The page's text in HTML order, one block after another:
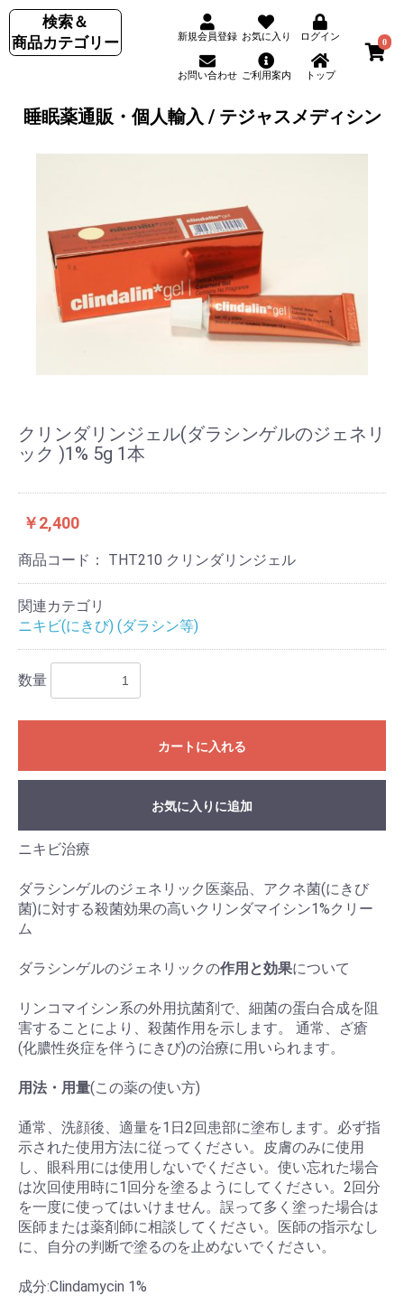
検索＆
商品カテゴリー
新規会員登録 お気に入り ログイン
お問い合わせ ご利用案内 トップ
0
睡眠薬通販・個人輸入 / テジャスメディシン
クリンダリンジェル(ダラシンゲルのジェネリ
ック )1% 5g 1本
￥2,400
商品コード： THT210 クリンダリンジェル
関連カテゴリ
ニキビ(にきび) (ダラシン等)
数量
カートに入れる
お気に入りに追加
ニキビ治療
ダラシンゲルのジェネリック医薬品、アクネ菌(にきび
菌)に対する殺菌効果の高いクリンダマイシン1%クリー
ム
ダラシンゲルのジェネリックの作用と効果について
リンコマイシン系の外用抗菌剤で、細菌の蛋白合成を阻
害することにより、殺菌作用を示します。 通常、ざ瘡
(化膿性炎症を伴うにきび)の治療に用いられます。
用法・用量(この薬の使い方)
通常、洗顔後、適量を1日2回患部に塗布します。必ず指
示された使用方法に従ってください。皮膚のみに使用
し、眼科用には使用しないでください。使い忘れた場合
は次回使用時に1回分を塗るようにしてください。2回分
を一度に使ってはいけません。誤って多く塗った場合は
医師または薬剤師に相談してください。医師の指示なし
に、自分の判断で塗るのを止めないでください。
成分:Clindamycin 1%